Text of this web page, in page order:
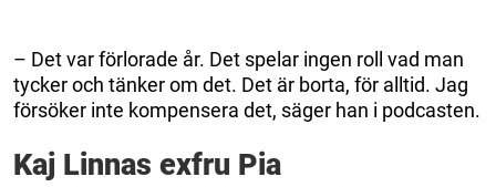
– Det var förlorade år. Det spelar ingen roll vad man
tycker och tänker om det. Det är borta, för alltid. Jag
försöker inte kompensera det, säger han i podcasten.
Kaj Linnas exfru Pia